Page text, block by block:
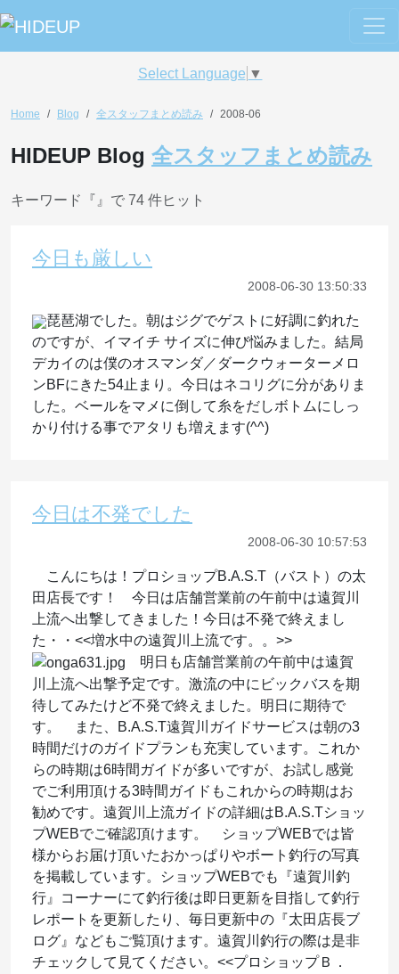
Select Language ▼
Home Blog 全スタッフまとめ読み 2008-06
HIDEUP Blog 全スタッフまとめ読み
キーワード『 』で 74 件ヒット
今日も厳しい
2008-06-30 13:50:33
琵琶湖でした。朝はジグでゲストに好調に釣れた
のですが、イマイチ サイズに伸び悩みました。結局
デカイのは僕のオスマンダ／ダークウォーターメロ
ンBFにきた54止まり。今日はネコリグに分がありま
した。ベールをマメに倒して糸をだしボトムにしっ
かり付ける事でアタリも増えます(^^)
今日は不発でした
2008-06-30 10:57:53
こんにちは！プロショップB.A.S.T（バスト）の太
田店長です！ 今日は店舗営業前の午前中は遠賀川
上流へ出撃してきました！今日は不発で終えまし
た・・<<増水中の遠賀川上流です。。>>
明日も店舗営業前の午前中は遠賀
川上流へ出撃予定です。激流の中にビックバスを期
待してみたけど不発で終えました。明日に期待で
す。 また、B.A.S.T遠賀川ガイドサービスは朝の3
時間だけのガイドプランも充実しています。これか
らの時期は6時間ガイドが多いですが、お試し感覚
でご利用頂ける3時間ガイドもこれからの時期はお
勧めです。遠賀川上流ガイドの詳細はB.A.S.Tショッ
プWEBでご確認頂けます。 ショップWEBでは皆
様からお届け頂いたおかっぱりやボート釣行の写真
を掲載しています。ショップWEBでも『遠賀川釣
行』コーナーにて釣行後は即日更新を目指して釣行
レポートを更新したり、毎日更新中の『太田店長ブ
ログ』などもご覧頂けます。遠賀川釣行の際は是非
チェックして見てください。<<プロショップＢ．